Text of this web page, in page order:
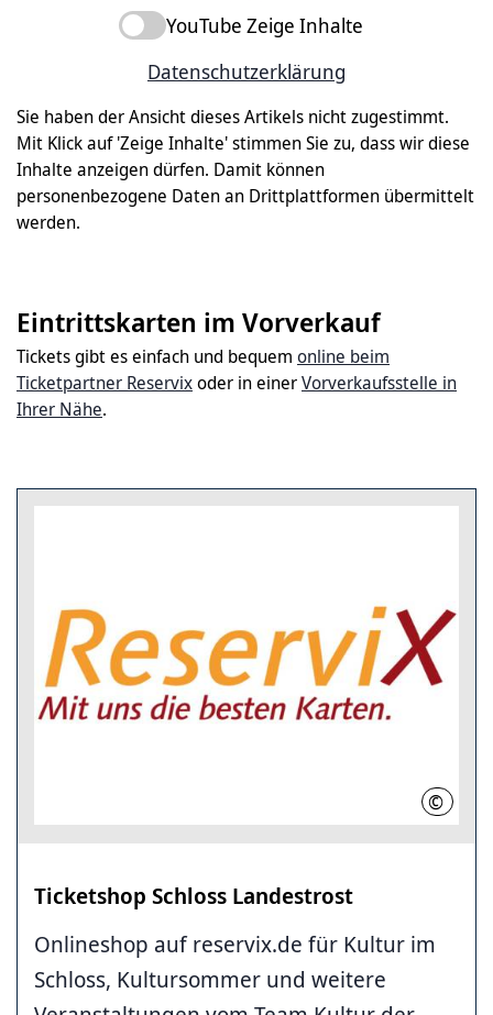
YouTube Zeige Inhalte
Datenschutzerklärung
Sie haben der Ansicht dieses Artikels nicht zugestimmt.
Mit Klick auf 'Zeige Inhalte' stimmen Sie zu, dass wir diese
Inhalte anzeigen dürfen. Damit können
personenbezogene Daten an Drittplattformen übermittelt
werden.
Eintrittskarten im Vorverkauf
Tickets gibt es einfach und bequem online beim
Ticketpartner Reservixoder in einerVorverkaufsstelle in
Ihrer Nähe.
©
Ticketshop Schloss Landestrost
Onlineshop auf reservix.de für Kultur im
Schloss, Kultursommer und weitere